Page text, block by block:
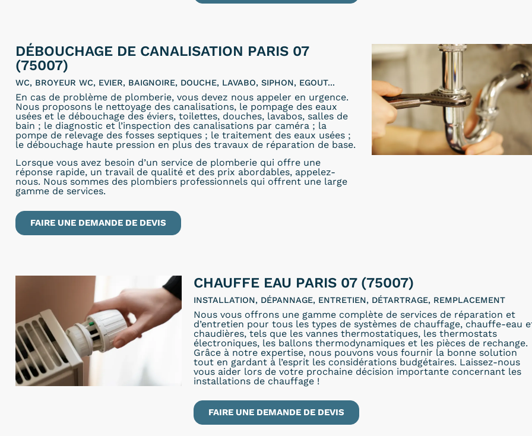
DÉBOUCHAGE DE CANALISATION PARIS 07
(75007)
WC, BROYEUR WC, EVIER, BAIGNOIRE, DOUCHE, LAVABO, SIPHON, EGOUT...
En cas de problème de plomberie, vous devez nous appeler en urgence.
Nous proposons le nettoyage des canalisations, le pompage des eaux
usées et le débouchage des éviers, toilettes, douches, lavabos, salles de
bain ; le diagnostic et l’inspection des canalisations par caméra ; la
pompe de relevage des fosses septiques ; le traitement des eaux usées ;
le débouchage haute pression en plus des travaux de réparation de base.
Lorsque vous avez besoin d’un service de plomberie qui offre une
réponse rapide, un travail de qualité et des prix abordables, appelez-
nous. Nous sommes des plombiers professionnels qui offrent une large
gamme de services.
FAIRE UNE DEMANDE DE DEVIS
CHAUFFE EAU PARIS 07 (75007)
INSTALLATION, DÉPANNAGE, ENTRETIEN, DÉTARTRAGE, REMPLACEMENT
Nous vous offrons une gamme complète de services de réparation et
d’entretien pour tous les types de systèmes de chauffage, chauffe-eau
chaudières, tels que les vannes thermostatiques, les thermostats
électroniques, les ballons thermodynamiques et les pièces de rechange.
Grâce à notre expertise, nous pouvons vous fournir la bonne solution
tout en gardant à l’esprit les considérations budgétaires. Laissez-nous
vous aider lors de votre prochaine décision importante concernant les
installations de chauffage !
FAIRE UNE DEMANDE DE DEVIS